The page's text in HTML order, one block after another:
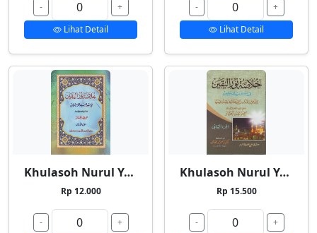
-
+
Lihat Detail
-
+
Lihat Detail
Khulasoh Nurul Yaqin 1
Rp 12.000
-
+
Khulasoh Nurul Yaqin 2
Rp 15.500
-
+